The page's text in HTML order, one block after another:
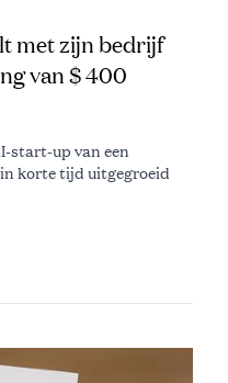
met zijn bedrijf
van $ 400
start-up van een
korte tijd uitgegroeid